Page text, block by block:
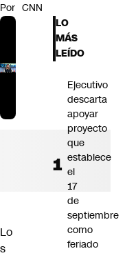
Por CNN
Lo
s
LO
MÁS
LEÍDO
Ejecutivo
descarta
apoyar
proyecto
que
establece
el
17
de
septiembre
como
feriado